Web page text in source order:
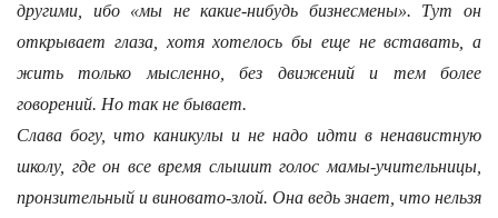
другими, ибо «мы не какие-нибудь бизнесмены». Тут он
открывает глаза, хотя хотелось бы еще не вставать, а
жить только мысленно, без движений и тем более
говорений. Но так не бывает.
Слава богу, что каникулы и не надо идти в ненавистную
школу, где он все время слышит голос мамы-учительницы,
пронзительный и виновато-злой. Она ведь знает, что нельзя